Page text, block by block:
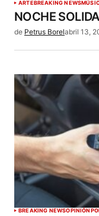
ARTEBREAKING NEWS
NOCHE
de Petrus Borelabril 13,
BREAKING NEWSOPINIÓN